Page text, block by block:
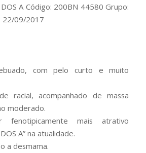
A Código: 200BN 44580 Grupo:
22/09/2017
com pelo curto e muito
racial, acompanhado de massa
moderado.
mais atrativo
A” na atualidade.
a desmama.